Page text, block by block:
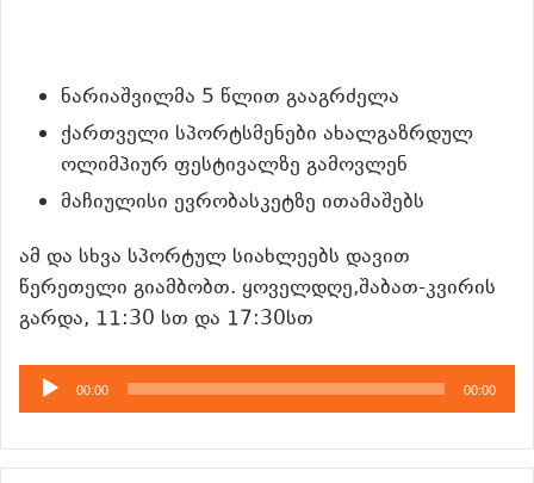
ნარიაშვილმა 5 წლით გააგრძელა
ქართველი სპორტსმენები ახალგაზრდულ
ოლიმპიურ ფესტივალზე გამოვლენ
მაჩიულისი ევრობასკეტზე ითამაშებს
ამ და სხვა სპორტულ სიახლეებს დავით
წერეთელი გიამბობთ. ყოველდღე,შაბათ-კვირის
გარდა, 11:30 სთ და 17:30სთ
აუდიო
დამკვრელი
00:00 00:00